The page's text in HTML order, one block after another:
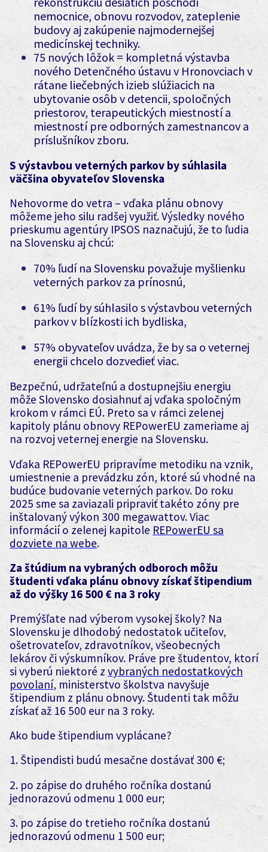
nemocnice, obnovu rozvodov, zateplenie
budovy aj zakúpenie najmodernejšej
medicínskej techniky.
75 nových lôžok = kompletná výstavba
nového Detenčného ústavu v Hronovciach v
rátane liečebných izieb slúžiacich na
ubytovanie osôb v detencii, spoločných
priestorov, terapeutických miestností a
miestností pre odborných zamestnancov a
príslušníkov zboru.
S výstavbou veterných parkov by súhlasila
väčšina obyvateľov Slovenska
Nehovorme do vetra – vďaka plánu obnovy
môžeme jeho silu radšej využiť. Výsledky nového
prieskumu agentúry IPSOS naznačujú, že to ľudia
na Slovensku aj chcú:
70% ľudí na Slovensku považuje myšlienku
veterných parkov za prínosnú,
61% ľudí by súhlasilo s výstavbou veterných
parkov v blízkosti ich bydliska,
57% obyvateľov uvádza, že by sa o veternej
energii chcelo dozvedieť viac.
Bezpečnú, udržateľnú a dostupnejšiu energiu
môže Slovensko dosiahnuť aj vďaka spoločným
krokom v rámci EÚ. Preto sa v rámci zelenej
kapitoly plánu obnovy REPowerEU zameriame aj
na rozvoj veternej energie na Slovensku.
Vďaka REPowerEU pripravíme metodiku na vznik,
umiestnenie a prevádzku zón, ktoré sú vhodné na
budúce budovanie veterných parkov. Do roku
2025 sme sa zaviazali pripraviť takéto zóny pre
inštalovaný výkon 300 megawattov. Viac
informácií o zelenej kapitole REPowerEU sa
dozviete na webe.
Za štúdium na vybraných odboroch môžu
študenti vďaka plánu obnovy získať štipendium
až do výšky 16 500 € na 3 roky
Premýšľate nad výberom vysokej školy? Na
Slovensku je dlhodobý nedostatok učiteľov,
ošetrovateľov, zdravotníkov, všeobecných
lekárov či výskumníkov. Práve pre študentov, ktorí
si vyberú niektoré z vybraných nedostatkových
povolaní, ministerstvo školstva navyšuje
štipendium z plánu obnovy. Študenti tak môžu
získať až 16 500 eur na 3 roky.
Ako bude štipendium vyplácane?
1. Štipendisti budú mesačne dostávať 300 €;
2. po zápise do druhého ročníka dostanú
jednorazovú odmenu 1 000 eur;
3. po zápise do tretieho ročníka dostanú
jednorazovú odmenu 1 500 eur;